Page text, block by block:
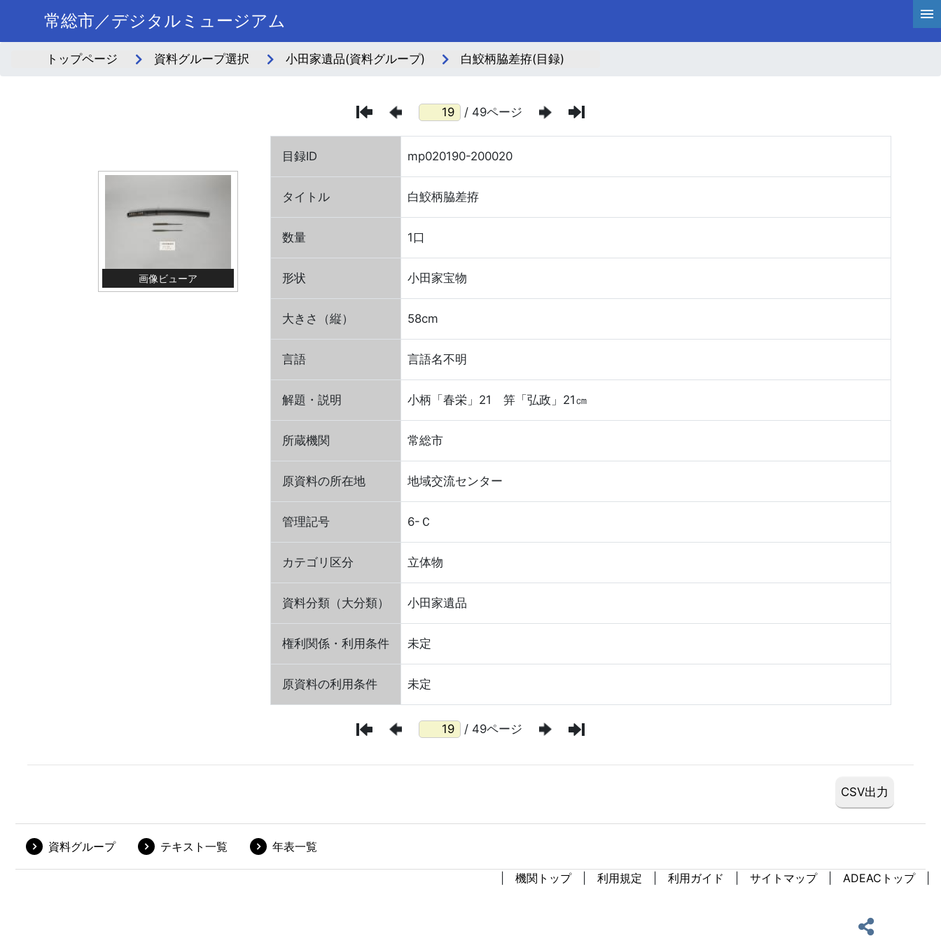
常総市／デジタルミュージアム
トップページ 資料グループ選択 小田家遺品(資料グループ) 白鮫柄脇差拵(目録)
/ 49ページ
画像ビューア
目録ID mp020190-200020
タイトル 白鮫柄脇差拵
数量 1口
形状 小田家宝物
大きさ（縦） 58cm
言語 言語名不明
解題・説明 小柄「春栄」21 笄「弘政」21㎝
所蔵機関 常総市
原資料の所在地 地域交流センター
管理記号 6-Ｃ
カテゴリ区分 立体物
資料分類（大分類） 小田家遺品
権利関係・利用条件 未定
原資料の利用条件 未定
/ 49ページ
資料グループ テキスト一覧 年表一覧
機関トップ 利用規定 利用ガイド サイトマップ ADEACトップ